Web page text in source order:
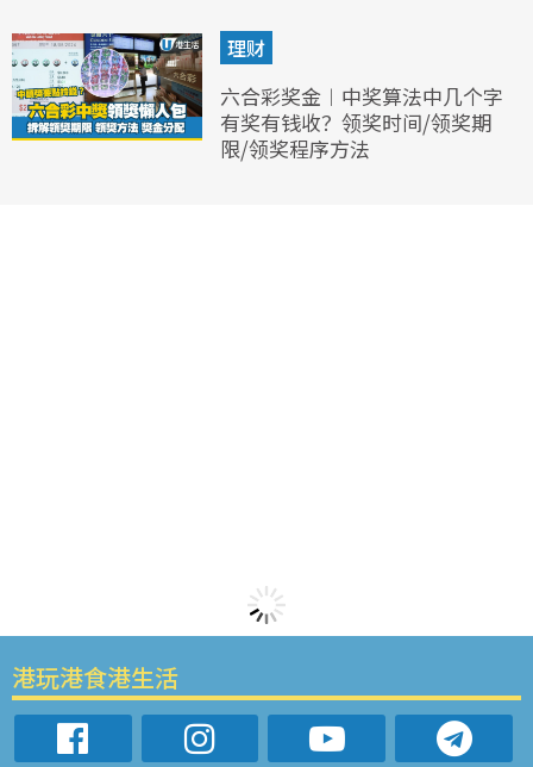
理财
六合彩奖金︱中奖算法中几个字
有奖有钱收？领奖时间/领奖期
限/领奖程序方法
港玩港食港生活